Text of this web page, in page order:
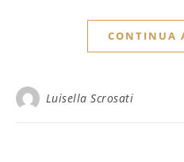
CONTINUA
Luisella Scrosati